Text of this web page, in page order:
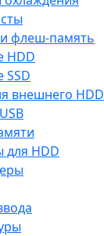
флеш-память
HDD
внешнего HDD
HDD